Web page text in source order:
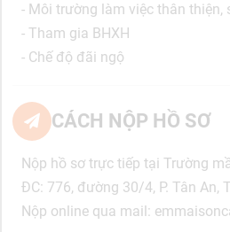
- Môi trường làm việc thân thiện,
- Tham gia BHXH
- Chế độ đãi ngộ
CÁCH NỘP HỒ SƠ
Nộp hồ sơ trực tiếp tại Trường
ĐC: 776, đường 30/4, P. Tân An,
Nộp online qua mail: